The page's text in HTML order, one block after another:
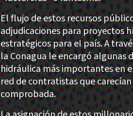
El flujo de estos recursos
adjudicaciones para proyectos
estratégicos para el país. A
la Conagua le encargó algunas
hidráulica más importantes en
red de contratistas que
comprobada.